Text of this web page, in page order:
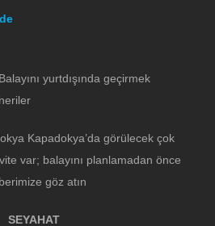
yurtdışında geçirmek
Kapadokya’da görülecek çok
var; balayını planlamadan önce
göz atın
SEYAHAT